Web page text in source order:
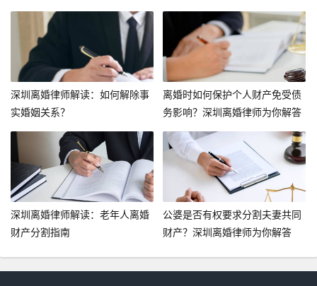
深圳离婚律师解读：如何解除事
实婚姻关系？
离婚时如何保护个人财产免受债
务影响？深圳离婚律师为你解答
深圳离婚律师解读：老年人离婚
财产分割指南
公婆是否有权要求分割夫妻共同
财产？深圳离婚律师为你解答